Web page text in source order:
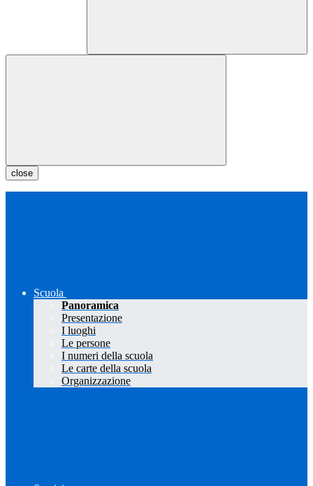
close
Scuola
Panoramica
Presentazione
I luoghi
Le persone
I numeri della scuola
Le carte della scuola
Organizzazione